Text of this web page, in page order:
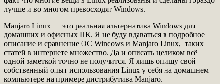
лучше и во многом превосходят Windows.
Manjaro Linux — это реальная альтернатива Windows для
домашних и офисных ПК. Я не буду вдаваться в подробное
описание и сравнение ОС Windows и Manjaro Linux, таких
статей в интернете множество. Да и описать целиком всё
одной заметкой точно не получится. Я лишь опишу свой
собственный опыт использования Linux у себя на домашнем
компьютере на примере дистрибутива Manjaro.